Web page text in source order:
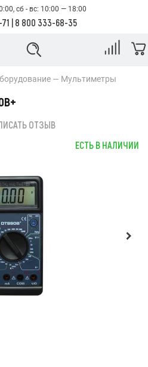
сб - вс: 10:00 — 18:00
| 8 800 333-68-35
Мультиметры
ОТЗЫВ
ЕСТЬ В НАЛИЧИИ